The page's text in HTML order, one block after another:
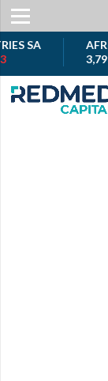
SA